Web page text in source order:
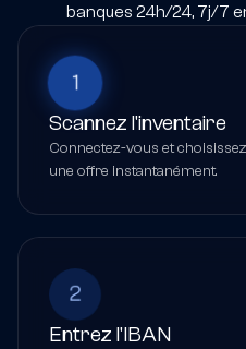
banques 24h/24, 7j/7
1
Scannez l'inventaire
Connectez-vous et
une offre instantanément.
2
Entrez l'IBAN